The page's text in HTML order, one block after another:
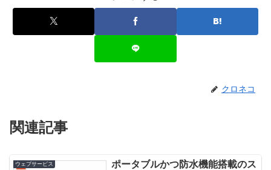
クロネコ
関連記事
ウェブサービス
ポータブルかつ防水機能搭載のス